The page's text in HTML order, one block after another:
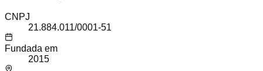
CNPJ
21.884.011/0001-51
Fundada em
2015